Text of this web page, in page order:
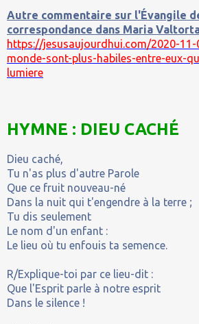
Autre commentaire sur l'Évangile
correspondance dans Maria
https://jesusaujourdhui.com/2020-
monde-sont-plus-habiles-entre-eux-
lumiere
HYMNE : DIEU CACHÉ
Dieu caché,
Tu n'as plus d'autre Parole
Que ce fruit nouveau-né
Dans la nuit qui t'engendre à la terre ;
Tu dis seulement
Le nom d'un enfant :
Le lieu où tu enfouis ta semence.
R/Explique-toi par ce lieu-dit :
Que l'Esprit parle à notre esprit
Dans le silence !